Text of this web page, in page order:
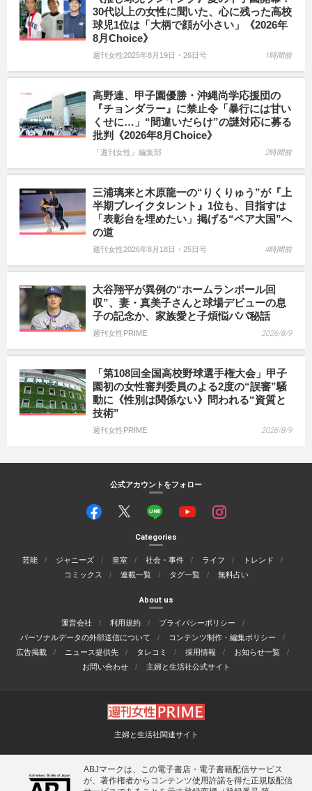
30代以上の女性に聞いた、心に残った高校
球児1位は「大柄で顔が小さい」《2026年
8月Choice》
週刊女性2025年8月19日・26日号 1時間前
高野連、甲子園優勝・沖縄尚学応援団の
『チョンダラー』に禁止令「暴行には甘い
くせに…」“間違いだらけ”の謎対応に募る
批判《2026年8月Choice》
『週刊女性』編集部 2時間前
三浦璃来と木原龍一の“りくりゅう”が『上
半期ブレイクタレント』1位も、目指すは
「表彰台を埋めたい」掲げる“ペア大国”へ
の道
週刊女性2026年8月18日・25日号 4時間前
大谷翔平が異例の“ホームランボール回
収”、妻・真美子さんと球場デビューの息
子の記念か、家族愛と子煩悩パパ秘話
週刊女性PRIME 2026/8/9
「第108回全国高校野球選手権大会」甲子
園初の女性審判委員のよる2度の“誤審”騒
動に《性別は関係ない》問われる“資質と
技術”
週刊女性PRIME 2026/8/9
公式アカウントをフォロー
Categories
芸能 ジャニーズ 皇室 社会・事件 ライフ
トレンド
コミックス
連載一覧 タグ一覧 無料占い
About us
運営会社 利用規約
プライバシーポリシー
パーソナルデータの外部送信について
コンテンツ制作・編集ポリシー
広告掲載
ニュース提供先 タレコミ 採用情報
お知らせ一覧
お問い合わせ
主婦と生活社公式サイト
主婦と生活社関連サイト
ABJマークは、この電子書店・電子書籍配信サービス
が、著作権者からコンテンツ使用許諾を得た正規版配信